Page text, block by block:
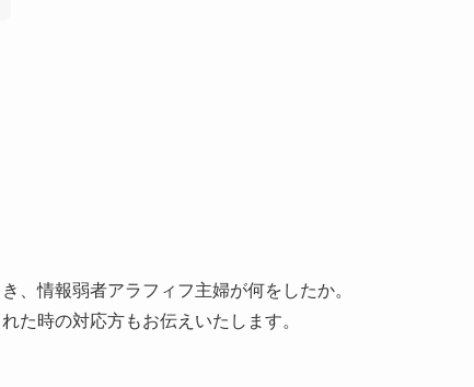
、情報弱者アラフィフ主婦が何をしたか。
た時の対応方もお伝えいたします。